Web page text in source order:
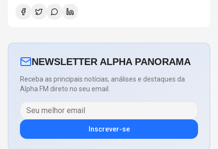
NEWSLETTER ALPHA PANORAMA
Receba as principais notícias, análises e destaques da
Alpha FM direto no seu email.
Inscrever-se